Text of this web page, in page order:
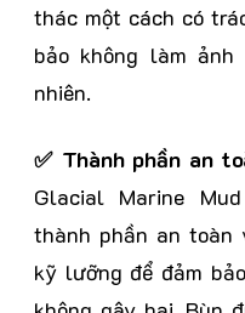
thác một cách có
bảo không làm
nhiên.
✅ Thành phần an
Glacial Marine
thành phần an toàn
kỹ lưỡng để đảm